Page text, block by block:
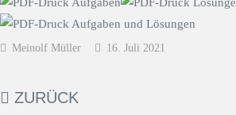
Meinolf Müller 16. Juli 2021
ZURÜCK